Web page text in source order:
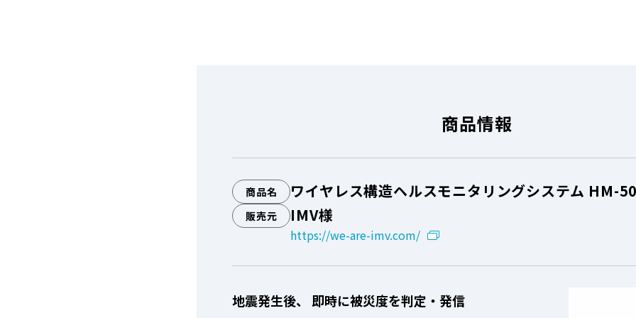
商品情報
商品名 ワイヤレス構造ヘルスモニタリングシステム HM-
販売元 IMV様
https://we-are-imv.com/
地震発生後、 即時に被災度を判定・発信